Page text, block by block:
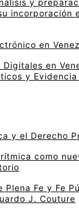
incorporación
en
Digitales en
y
y el Derecho
como
Plena Fe y Fe
J. Couture